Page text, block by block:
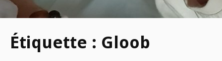
Étiquette : Gloob